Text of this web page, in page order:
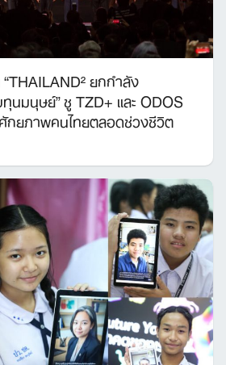
ยกกำลัง
ทุนมนุษย์” ชู TZD+ และ ODOS
ยภาพคนไทยตลอดช่วงชีวิต